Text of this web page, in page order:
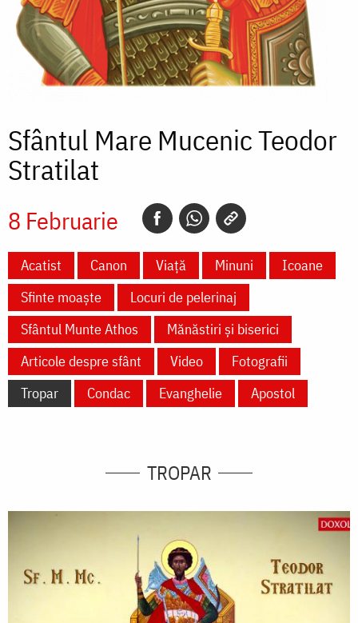
Sfântul Mare Mucenic Teodor
Stratilat
8 Februarie
Acatist Canon Viață Minuni
Icoane
Sfinte moaște
Locuri de pelerinaj
Sfântul Munte Athos
Mănăstiri și biserici
Articole despre sfânt
Video
Fotografii
Tropar
Condac Evanghelie Apostol
TROPAR